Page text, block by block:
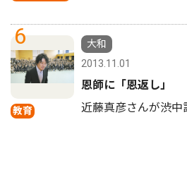
6
教育
大和
2013.11.01
恩師に「恩返し」
近藤真彦さんが渋中